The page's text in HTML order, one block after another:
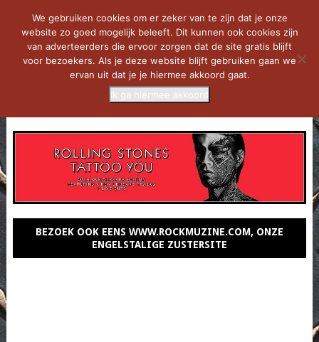
BEZOEK OOK EENS WWW.ROCKMUZINE.COM, ONZE
ENGELSTALIGE ZUSTERSITE
We gebruiken cookies om er zeker van te zijn dat je onze
website zo goed mogelijk beleeft. Dit kunnen ook cookies zijn
van adverteerders die ervoor zorgen dat de site gratis blijft
voor bezoekers. Als je deze website blijft gebruiken gaan we
ervan uit dat je je hiermee akkoord gaat.
Ik ga hiermee akkoord